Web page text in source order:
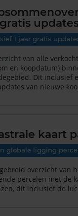
1 jaar gratis
van alle
en koopdatum)
Dit inclusief
van nieuwe
kaart
globale ligging
overzicht van
percelen met de
dit inclusief de